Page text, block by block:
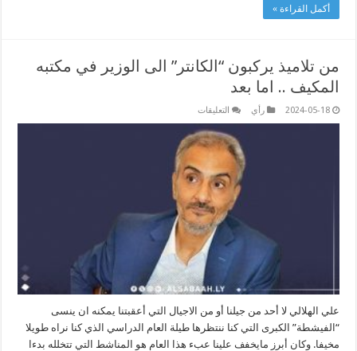
أكمل القراءة »
من تلاميذ يركبون “الكانتر” الى الوزير في مكتبه
المكيف .. اما بعد
2024-05-18 رأي التعليقات
تلاميذ
يركبون
“الكانتر”
الى
الوزير
في
مكتبه
المكيف
..
اما
بعد
مغلقة
علي الهلالي لا أحد من جيلنا أو من الاجيال التي أعقبتنا يمكنه ان ينسى
“الفيشطة” الكبرى التي كنا ننتظرها طيلة العام الدراسي الذي كنا نراه طويلا
مخيفا. وكان أبرز مايخفف علينا عبء هذا العام هو المناشط التي تتخلله بدءا